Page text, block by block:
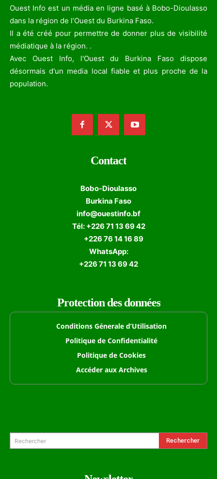
Ouest Info est un média en ligne basé à Bobo-Dioulasso
dans la région de l’Ouest du Burkina Faso.
Il a été créé pour permettre de donner plus de visibilité
médiatique à la région. .
Avec Ouest Info, l'Ouest du Burkina Faso dispose
désormais d'un media local fiable et plus proche de la
population.
Contact
Bobo-Dioulasso
Burkina Faso
info@ouestinfo.bf
Tél: +226 71 13 69 42
+226 76 14 16 89
WhatsApp:
+226 71 13 69 42
Protection des données
Conditions Génerale d’Utilisation
Politique de Confidentialité
Politique de Cookies
Accéder aux Archives
Rechercher Rechercher